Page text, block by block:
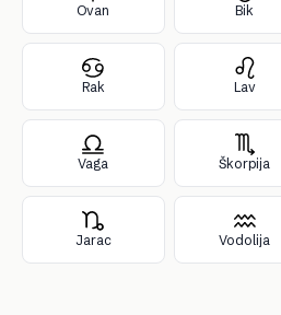
Ovan Bik
Rak Lav
Vaga Škorpija
Jarac Vodolija